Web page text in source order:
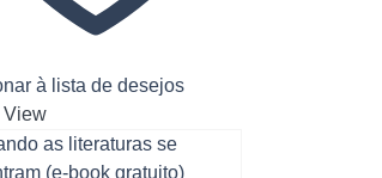
à lista de desejos
View